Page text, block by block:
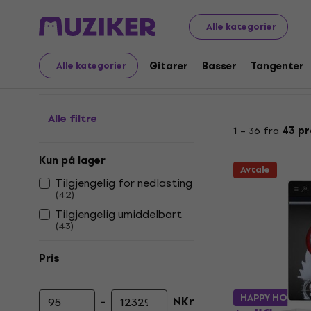
Alle kategorier
Alle kategorier Gitarer Basser Tangenter
Musikkinstrumenter Studio Studioprogramvare
De-esser plugins
Alle filtre
Kun på lager
Tilgjengelig for nedlasting
(42)
Tilgjengelig umiddelbart
(43)
Pris
- NKr
1 – 36 fra 43
Avtale
HAPPY HOUR